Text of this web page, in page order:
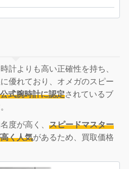
計よりも高い正確性を持ち、
優れており、オメガのスピー
式腕時計に認定されているブ
度が高く、 スピードマスター
く人気があるため、買取価格